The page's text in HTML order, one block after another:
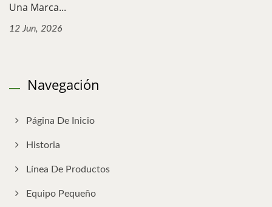
Una Marca...
12 Jun, 2026
Navegación
Página De Inicio
Historia
Línea De Productos
Equipo Pequeño